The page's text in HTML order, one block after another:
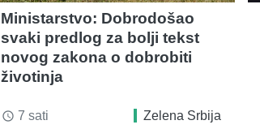
Ministarstvo: Dobrodošao
svaki predlog za bolji tekst
novog zakona o dobrobiti
životinja
access_time 7 sati Zelena Srbija